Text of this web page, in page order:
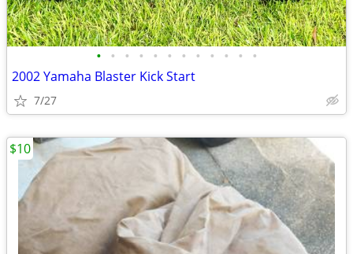
• • • • • • • • • • • •
2002 Yamaha Blaster Kick Start
7/27
$10